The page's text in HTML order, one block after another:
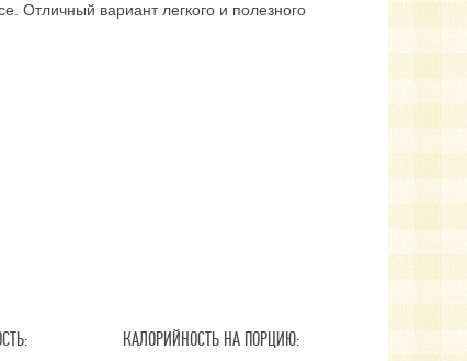
Отличный вариант легкого и полезного
КАЛОРИЙНОСТЬ НА ПОРЦИЮ: